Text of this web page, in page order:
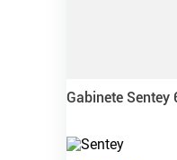
Gabinete Sentey